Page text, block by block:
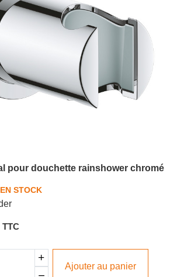
pour douchette rainshower chromé
STOCK
TTC
Ajouter au panier